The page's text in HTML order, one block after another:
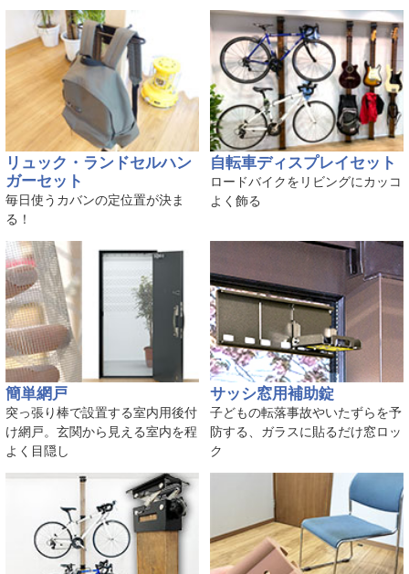
リュック・ランドセルハン
ガーセット
毎日使うカバンの定位置が決ま
る！
自転車ディスプレイセット
ロードバイクをリビングにカッコ
よく飾る
簡単網戸
突っ張り棒で設置する室内用後付
け網戸。玄関から見える室内を程
よく目隠し
サッシ窓用補助錠
子どもの転落事故やいたずらを予
防する、ガラスに貼るだけ窓ロッ
ク